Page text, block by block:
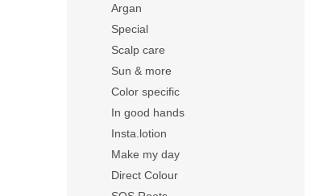
Argan
Special
Scalp care
Sun & more
Color specific
In good hands
Insta.lotion
Make my day
Direct Colour